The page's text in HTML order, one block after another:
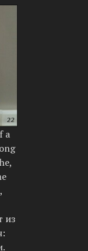
a
из